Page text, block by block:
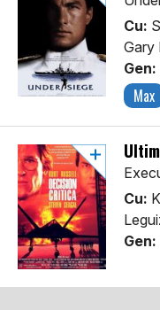
Cu:
Gary
Gen:
Max
Cu:
Gen: